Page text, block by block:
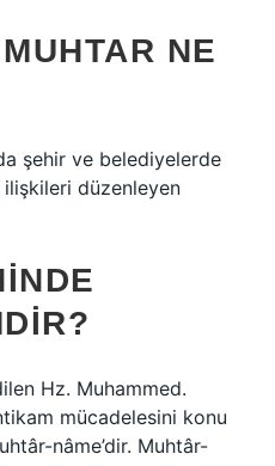
NE
şehir ve belediyelerde
düzenleyen
Hz. Muhammed.
mücadelesini konu
nâme’dir. Muhtâr-